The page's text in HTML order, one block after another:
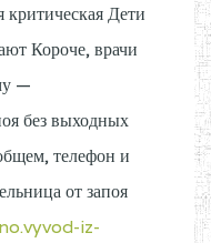
Дети
Короче, врачи
—
без выходных
телефон и
от запоя
iz-